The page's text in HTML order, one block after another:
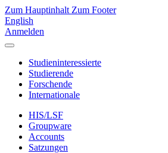
Zum Hauptinhalt Zum Footer
English
Anmelden
Studieninteressierte
Studierende
Forschende
Internationale
HIS/LSF
Groupware
Accounts
Satzungen